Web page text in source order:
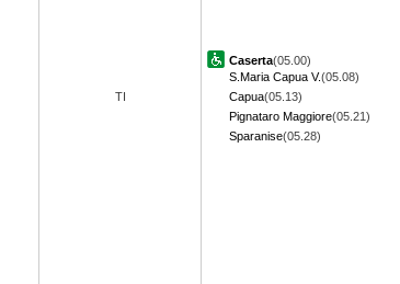
TI
Caserta(05.00)
S.Maria Capua V.(05.08)
Capua(05.13)
Pignataro Maggiore(05.21)
Sparanise(05.28)